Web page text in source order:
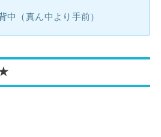
中（真ん中より手前）
★